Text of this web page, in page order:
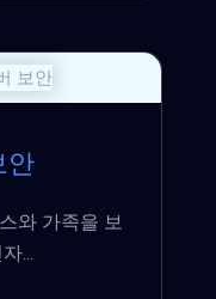
안
와 가족을 보
...